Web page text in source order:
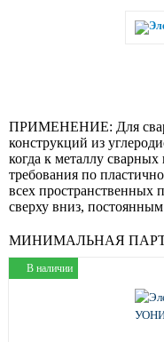
ПРИМЕНЕНИЕ: Для
конструкций из
когда к металлу
требования по
всех пространственных
сверху вниз,
МИНИМАЛЬНАЯ
В наличии